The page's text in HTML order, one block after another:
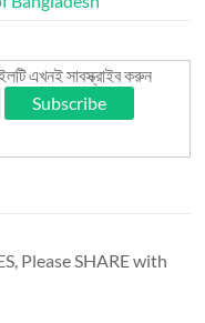
এখনই সাবস্ক্রাইব করুন
Please SHARE with